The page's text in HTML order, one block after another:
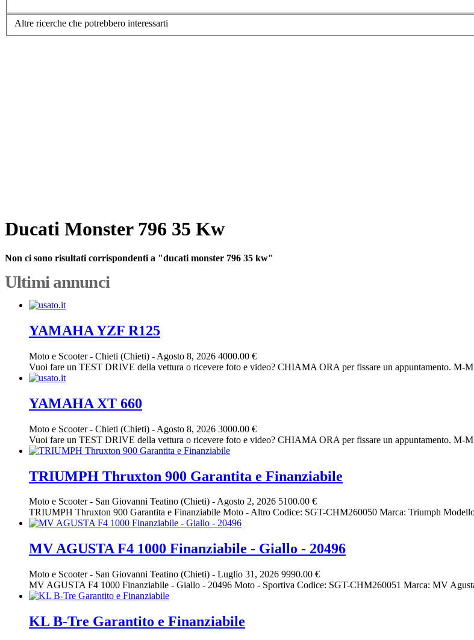
Altre ricerche che potrebbero interessarti
Ducati Monster 796 35 Kw
Non ci sono risultati corrispondenti a "ducati monster 796 35 kw"
Ultimi annunci
YAMAHA YZF R125
Moto e Scooter- Chieti (Chieti) - Agosto 8, 2026 4000.00 €
Vuoi fare un TEST DRIVE della vettura o ricevere foto e video? CHIAMA ORA per fissare un appuntamento. M-M
YAMAHA XT 660
Moto e Scooter- Chieti (Chieti) - Agosto 8, 2026 3000.00 €
Vuoi fare un TEST DRIVE della vettura o ricevere foto e video? CHIAMA ORA per fissare un appuntamento. M-M
TRIUMPH Thruxton 900 Garantita e Finanziabile
Moto e Scooter- San Giovanni Teatino (Chieti) -Agosto 2, 2026 5100.00 €
TRIUMPH Thruxton 900 Garantita e Finanziabile Moto - Altro Codice: SGT-CHM260050 Marca: Triumph
MV AGUSTA F4 1000 Finanziabile - Giallo - 20496
Moto e Scooter- San Giovanni Teatino (Chieti) - Luglio 31, 2026 9990.00 €
MV AGUSTA F4 1000 Finanziabile - Giallo - 20496 Moto - Sportiva Codice: SGT-CHM260051 Marca: MV
KL B-Tre Garantito e Finanziabile